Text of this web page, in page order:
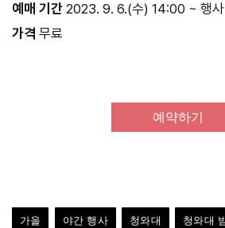
예매 기간 2023. 9. 6.(수) 14:00 ~ 행사
가격 무료
예약하기
가을 야간 행사 청와대 청와대